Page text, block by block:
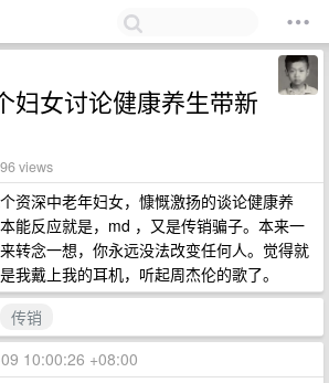
妇女讨论健康养生带新
views
资深中老年妇女，慷慨激扬的谈论健康养
能反应就是，md ，又是传销骗子。本来一
转念一想，你永远没法改变任何人。觉得就
我戴上我的耳机，听起周杰伦的歌了。
传销
10:00:26 +08:00